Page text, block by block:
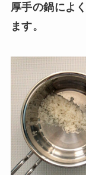
厚手の鍋によ
ます。